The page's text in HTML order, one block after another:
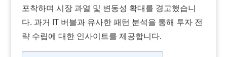
포착하며 시장 과열 및 변동성 확대를 경고했습니
다. 과거 IT 버블과 유사한 패턴 분석을 통해 투자 전
략 수립에 대한 인사이트를 제공합니다.